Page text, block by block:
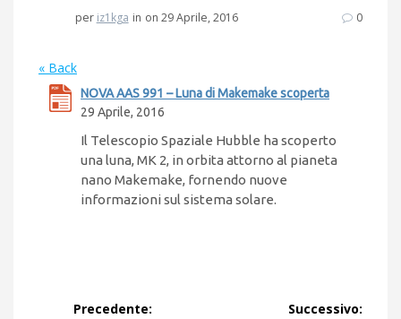
per iz1kga in on 29 Aprile, 2016 0
« Back
NOVA AAS 991 – Luna di Makemake scoperta
29 Aprile, 2016
Il Telescopio Spaziale Hubble ha scoperto
una luna, MK 2, in orbita attorno al pianeta
nano Makemake, fornendo nuove
informazioni sul sistema solare.
Navigazione
Precedente:
Successivo: